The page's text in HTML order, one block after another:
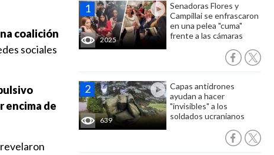
2025
Senadoras Flores y
Campillai se enfrascaron
en una pelea "cuma"
frente a las cámaras
639
Capas antidrones
ayudan a hacer
"invisibles" a los
soldados ucranianos
coalición
sociales
encima de